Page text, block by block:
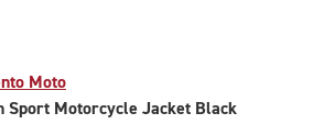
Moto
Sport Motorcycle Jacket Black